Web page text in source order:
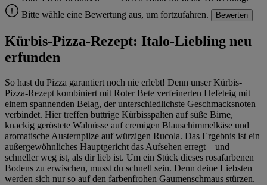
Bitte wähle eine Bewertung aus, um fortzufahren.
Bewerten
Kürbis-Pizza-Rezept: Italo-Liebling neu
erfunden
So hast du Pizza garantiert noch nie erlebt! Denn unser Kürbis-
Pizza-Rezept kombiniert mit Roter Bete verfeinerten Hefeteig mit
einem spannenden Belag, der unterschiedlichste Geschmacksnoten
verbindet. Hier treffen buttrige Kürbisspalten auf süße Birne,
knackig geröstete Walnüsse auf cremigen Blauschimmelkäse und
aromatische Austernpilze auf würzigen Rucola. Das Ergebnis ist ein
außergewöhnliches Hauptgericht das Aufsehen erregt – und
schneller weg ist, als dir lieb ist. Um ein Stück dieses rosafarbenen
Bodens zu erwischen, musst du schnell sein. Denn deine Liebsten
werden sich nur so auf den farbenfrohen Gaumenschmaus stürzen.